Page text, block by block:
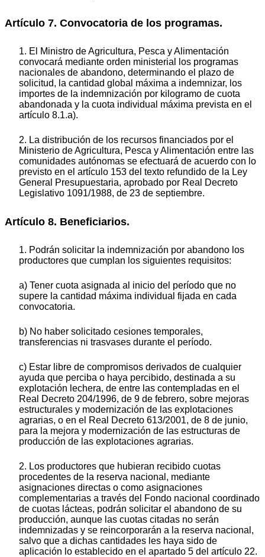
Artículo 7. Convocatoria de los programas.
1. El Ministro de Agricultura, Pesca y Alimentación
convocará mediante orden ministerial los programas
nacionales de abandono, determinando el plazo de
solicitud, la cantidad global máxima a indemnizar, los
importes de la indemnización por kilogramo de cuota
abandonada y la cuota individual máxima prevista en el
artículo 8.1.a).
2. La distribución de los recursos financiados por el
Ministerio de Agricultura, Pesca y Alimentación entre las
comunidades autónomas se efectuará de acuerdo con lo
previsto en el artículo 153 del texto refundido de la Ley
General Presupuestaria, aprobado por Real Decreto
Legislativo 1091/1988, de 23 de septiembre.
Artículo 8. Beneficiarios.
1. Podrán solicitar la indemnización por abandono los
productores que cumplan los siguientes requisitos:
a) Tener cuota asignada al inicio del período que no
supere la cantidad máxima individual fijada en cada
convocatoria.
b) No haber solicitado cesiones temporales,
transferencias ni trasvases durante el período.
c) Estar libre de compromisos derivados de cualquier
ayuda que perciba o haya percibido, destinada a su
explotación lechera, de entre las contempladas en el
Real Decreto 204/1996, de 9 de febrero, sobre mejoras
estructurales y modernización de las explotaciones
agrarias, o en el Real Decreto 613/2001, de 8 de junio,
para la mejora y modernización de las estructuras de
producción de las explotaciones agrarias.
2. Los productores que hubieran recibido cuotas
procedentes de la reserva nacional, mediante
asignaciones directas o como asignaciones
complementarias a través del Fondo nacional coordinado
de cuotas lácteas, podrán solicitar el abandono de su
producción, aunque las cuotas citadas no serán
indemnizadas y se reincorporarán a la reserva nacional,
salvo que a dichas cantidades les haya sido de
aplicación lo establecido en el apartado 5 del artículo 22.